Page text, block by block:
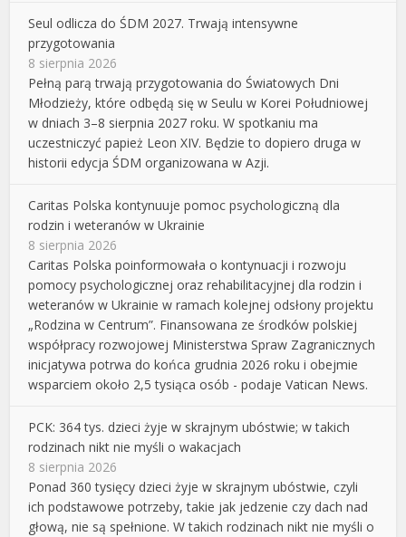
Seul odlicza do ŚDM 2027. Trwają intensywne
przygotowania
8 sierpnia 2026
Pełną parą trwają przygotowania do Światowych Dni
Młodzieży, które odbędą się w Seulu w Korei Południowej
w dniach 3–8 sierpnia 2027 roku. W spotkaniu ma
uczestniczyć papież Leon XIV. Będzie to dopiero druga w
historii edycja ŚDM organizowana w Azji.
Caritas Polska kontynuuje pomoc psychologiczną dla
rodzin i weteranów w Ukrainie
8 sierpnia 2026
Caritas Polska poinformowała o kontynuacji i rozwoju
pomocy psychologicznej oraz rehabilitacyjnej dla rodzin i
weteranów w Ukrainie w ramach kolejnej odsłony projektu
„Rodzina w Centrum”. Finansowana ze środków polskiej
współpracy rozwojowej Ministerstwa Spraw Zagranicznych
inicjatywa potrwa do końca grudnia 2026 roku i obejmie
wsparciem około 2,5 tysiąca osób - podaje Vatican News.
PCK: 364 tys. dzieci żyje w skrajnym ubóstwie; w takich
rodzinach nikt nie myśli o wakacjach
8 sierpnia 2026
Ponad 360 tysięcy dzieci żyje w skrajnym ubóstwie, czyli
ich podstawowe potrzeby, takie jak jedzenie czy dach nad
głową, nie są spełnione. W takich rodzinach nikt nie myśli o